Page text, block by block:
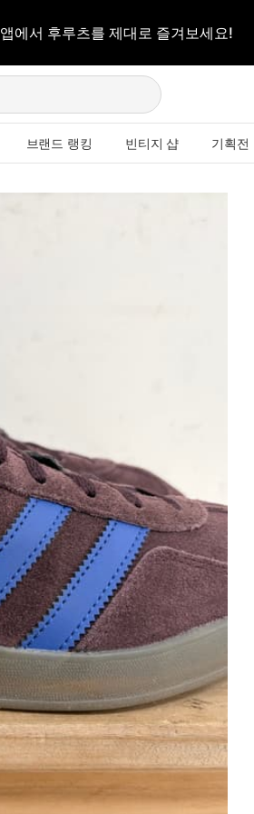
앱에서 후루츠를 제대로 즐겨보세요!
브랜드 랭킹 빈티지 샵 기획전